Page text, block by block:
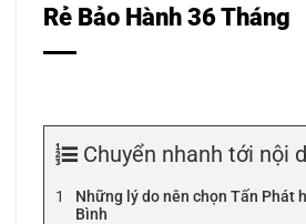
Rẻ Bảo Hành 36 Tháng
Chuyển nhanh tới nội
Những lý do nên chọn Tấn Phát
Bình